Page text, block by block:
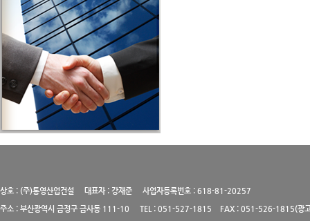
상호 : (주)통영산업건설 대표자 : 강재준 사업자등록번호 : 618-81-20257
주소 : 부산광역시 금정구 금사동 111-10 TEL : 051-527-1815 FAX : 051-526-1815(광